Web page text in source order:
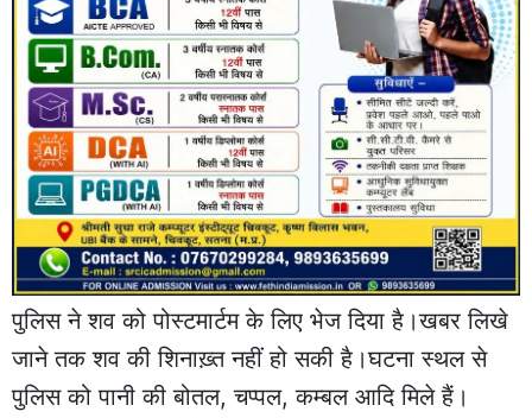
पुलिस ने शव को पोस्टमार्टम के लिए भेज दिया है।खबर लिखे
जाने तक शव की शिनाख़्त नहीं हो सकी है।घटना स्थल से
पुलिस को पानी की बोतल, चप्पल, कम्बल आदि मिले हैं।